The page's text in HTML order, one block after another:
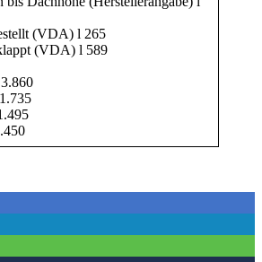
(VDA) l 265
(VDA) l 589